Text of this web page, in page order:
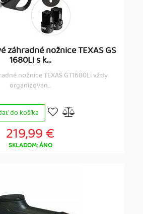
záhradné nožnice TEXAS GS
1680Li s k...
nožnice TEXAS GT1680Li vždy
organizovan...
do košíka
219,99 €
SKLADOM: ÁNO